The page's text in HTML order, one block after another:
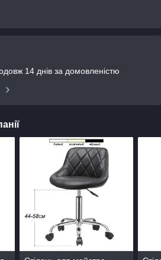
14 днів за домовленістю